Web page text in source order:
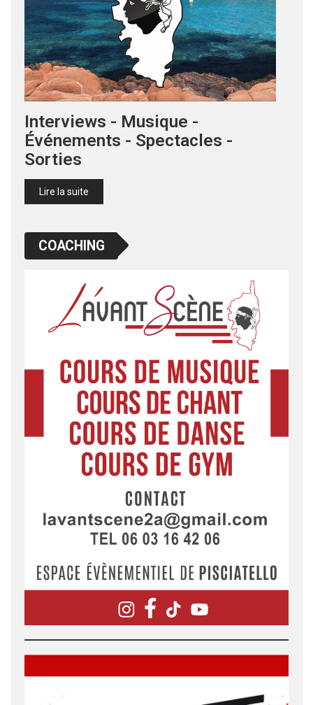
Interviews - Musique -
Événements - Spectacles -
Sorties
Lire la suite
COACHING